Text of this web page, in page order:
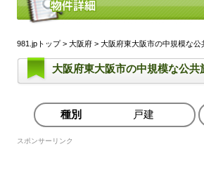
981.jpトップ> 大阪府 > 大阪府東大阪市の中規模な
大阪府東大阪市の中規模な公
種別 戸建
スポンサーリンク